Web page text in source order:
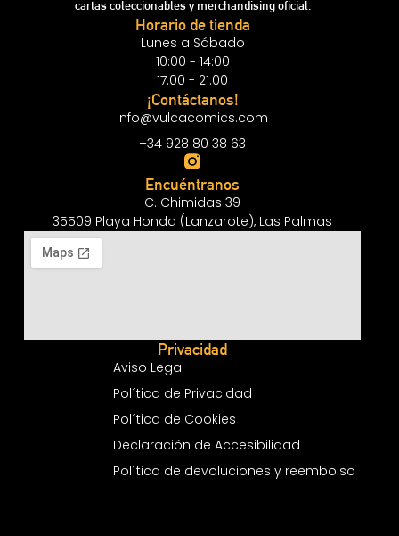
cartas coleccionables y merchandising oficial.
Horario de tienda
Lunes a Sábado
10:00 - 14:00
17:00 - 21:00
¡Contáctanos!
info@vulcacomics.com
+34 928 80 38 63
Encuéntranos
C. Chimidas 39
35509 Playa Honda (Lanzarote), Las Palmas
Privacidad
Aviso Legal
Política de Privacidad
Política de Cookies
Declaración de Accesibilidad
Política de devoluciones y reembolso